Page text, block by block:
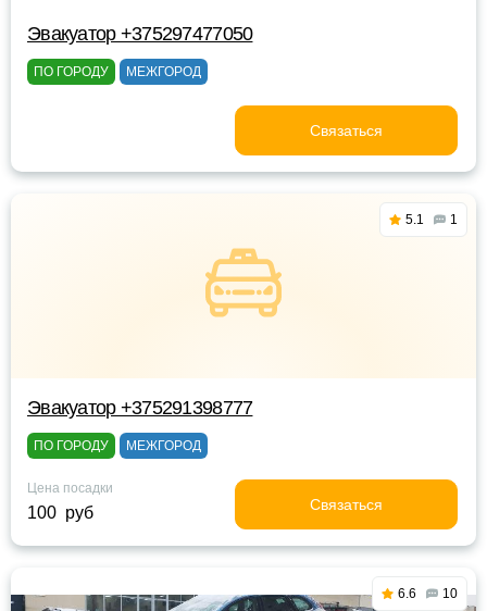
Эвакуатор +375297477050
ПО ГОРОДУ МЕЖГОРОД
Связаться
5.1 1
Эвакуатор +375291398777
ПО ГОРОДУ МЕЖГОРОД
Цена посадки
100 руб Связаться
6.6 10